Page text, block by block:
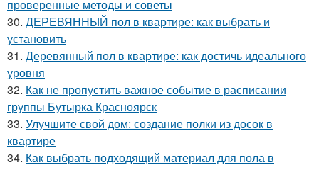
проверенные методы и советы
30. ДЕРЕВЯННЫЙ пол в квартире: как выбрать и
установить
31. Деревянный пол в квартире: как достичь идеального
уровня
32. Как не пропустить важное событие в расписании
группы Бутырка Красноярск
33. Улучшите свой дом: создание полки из досок в
квартире
34. Как выбрать подходящий материал для пола в